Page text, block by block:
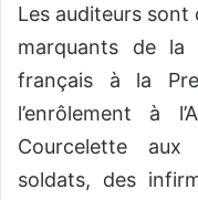
Les auditeurs sont
marquants de la
français à la
l’enrôlement à
Courcelette
soldats, des